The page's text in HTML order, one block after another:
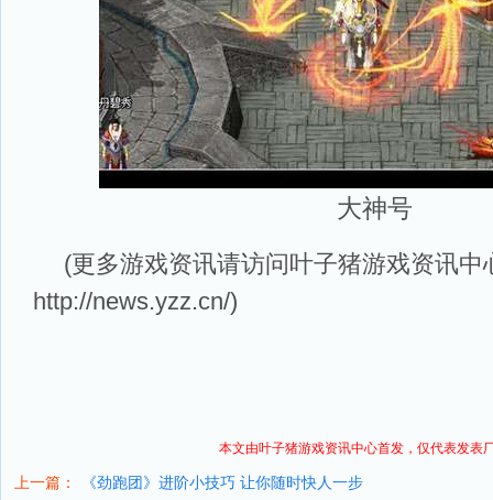
大神号
(更多游戏资讯请访问叶子猪游戏资讯中
http://news.yzz.cn/)
本文由叶子猪游戏资讯中心首发，仅代表发表
上一篇：
《劲跑团》进阶小技巧 让你随时快人一步